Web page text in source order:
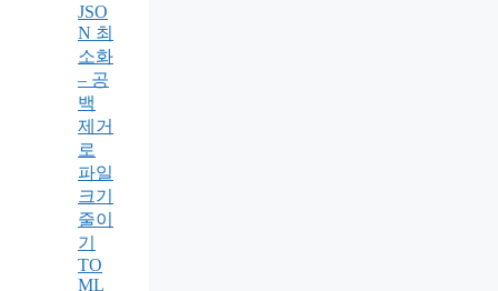
JSO
N 최
소화
– 공
백
제거
로
파일
크기
줄이
기
TO
ML